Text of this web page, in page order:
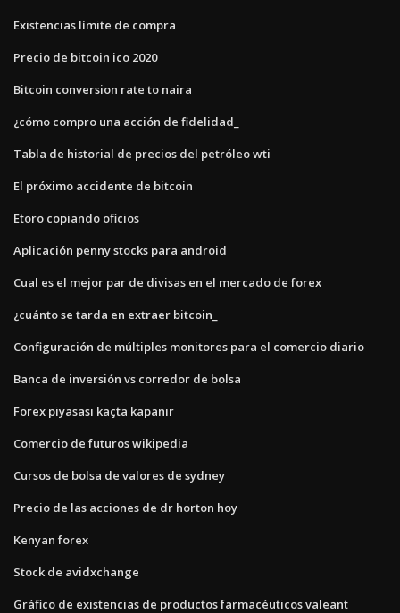
Existencias límite de compra
Precio de bitcoin ico 2020
Bitcoin conversion rate to naira
¿cómo compro una acción de fidelidad_
Tabla de historial de precios del petróleo wti
El próximo accidente de bitcoin
Etoro copiando oficios
Aplicación penny stocks para android
Cual es el mejor par de divisas en el mercado de forex
¿cuánto se tarda en extraer bitcoin_
Configuración de múltiples monitores para el comercio diario
Banca de inversión vs corredor de bolsa
Forex piyasası kaçta kapanır
Comercio de futuros wikipedia
Cursos de bolsa de valores de sydney
Precio de las acciones de dr horton hoy
Kenyan forex
Stock de avidxchange
Gráfico de existencias de productos farmacéuticos valeant